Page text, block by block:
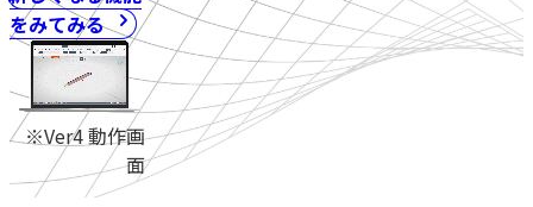
をみてみる
※Ver4 動作画
面